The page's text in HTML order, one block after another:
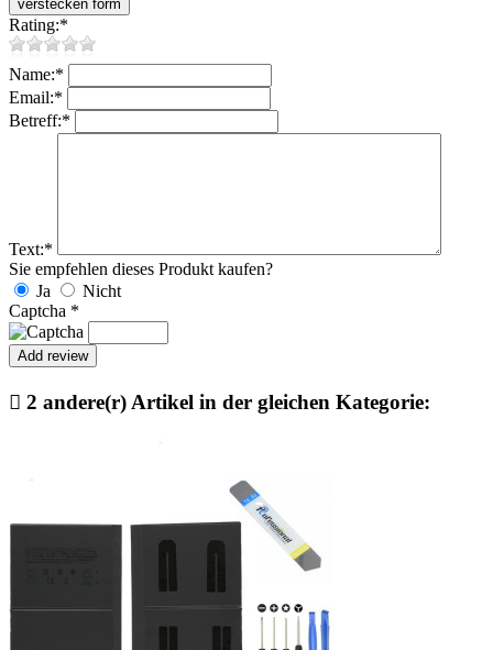
Rating:*
Name:*
Email:*
Betreff:*
Text:*
Sie empfehlen dieses Produkt kaufen?
Ja
Nicht
Captcha *
 2 andere(r) Artikel in der gleichen Kategorie: